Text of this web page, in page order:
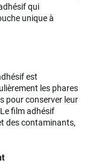
qui
unique à
est
les phares
pour conserver leur
film adhésif
des contaminants,